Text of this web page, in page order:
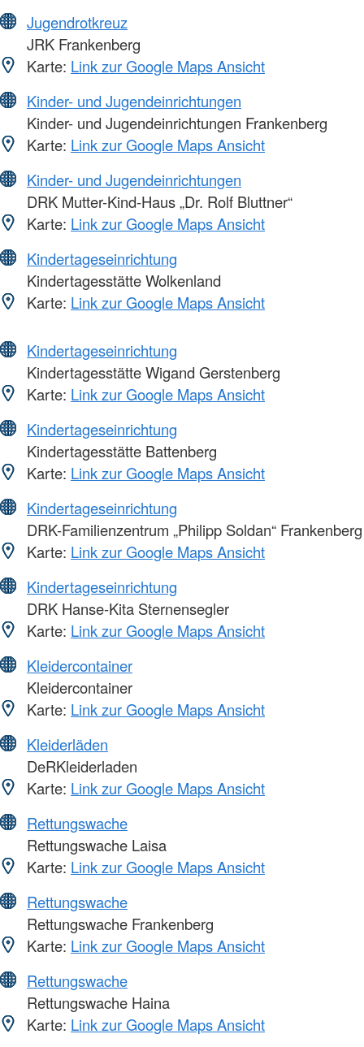
Jugendrotkreuz
JRK Frankenberg
Karte: Link zur Google Maps Ansicht
Kinder- und Jugendeinrichtungen
Kinder- und Jugendeinrichtungen Frankenberg
Karte: Link zur Google Maps Ansicht
Kinder- und Jugendeinrichtungen
DRK Mutter-Kind-Haus „Dr. Rolf Bluttner“
Karte: Link zur Google Maps Ansicht
Kindertageseinrichtung
Kindertagesstätte Wolkenland
Karte: Link zur Google Maps Ansicht
Kindertageseinrichtung
Kindertagesstätte Wigand Gerstenberg
Karte: Link zur Google Maps Ansicht
Kindertageseinrichtung
Kindertagesstätte Battenberg
Karte: Link zur Google Maps Ansicht
Kindertageseinrichtung
DRK-Familienzentrum „Philipp Soldan“ Frankenberg
Karte: Link zur Google Maps Ansicht
Kindertageseinrichtung
DRK Hanse-Kita Sternensegler
Karte: Link zur Google Maps Ansicht
Kleidercontainer
Kleidercontainer
Karte: Link zur Google Maps Ansicht
Kleiderläden
DeRKleiderladen
Karte: Link zur Google Maps Ansicht
Rettungswache
Rettungswache Laisa
Karte: Link zur Google Maps Ansicht
Rettungswache
Rettungswache Frankenberg
Karte: Link zur Google Maps Ansicht
Rettungswache
Rettungswache Haina
Karte: Link zur Google Maps Ansicht